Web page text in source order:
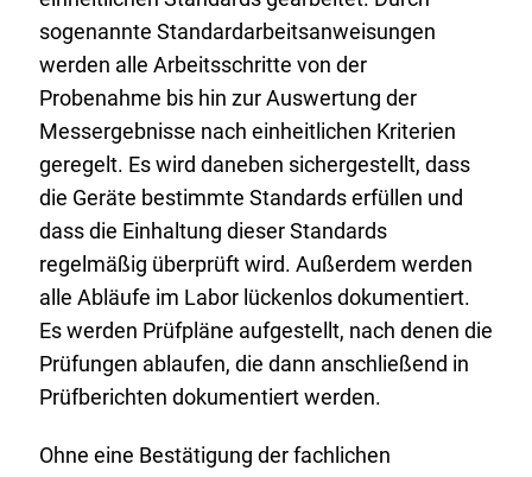
sogenannte Standardarbeitsanweisungen
werden alle Arbeitsschritte von der
Probenahme bis hin zur Auswertung der
Messergebnisse nach einheitlichen Kriterien
geregelt. Es wird daneben sichergestellt, dass
die Geräte bestimmte Standards erfüllen und
dass die Einhaltung dieser Standards
regelmäßig überprüft wird. Außerdem werden
alle Abläufe im Labor lückenlos dokumentiert.
Es werden Prüfpläne aufgestellt, nach denen die
Prüfungen ablaufen, die dann anschließend in
Prüfberichten dokumentiert werden.
Ohne eine Bestätigung der fachlichen